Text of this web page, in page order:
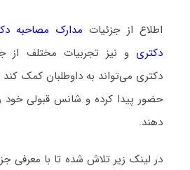
اطلاع از جزئیات مدارک مصاحبه
دکتری و نیز تجربیات مختلف از
دکتری می‌تواند به داوطلبان کمک کند
حضور پیدا کرده و شانس قبولی خود
دهند.
در لینک زیر تلاش شده تا با معرفی